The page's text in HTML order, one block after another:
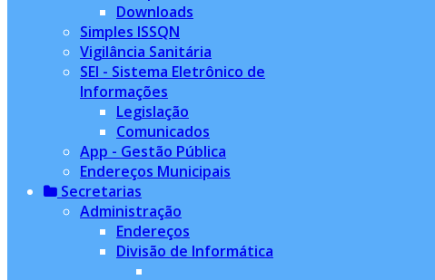
Downloads
Simples ISSQN
Vigilância Sanitária
SEI - Sistema Eletrônico de
Informações
Legislação
Comunicados
App - Gestão Pública
Endereços Municipais
Secretarias
Administração
Endereços
Divisão de Informática